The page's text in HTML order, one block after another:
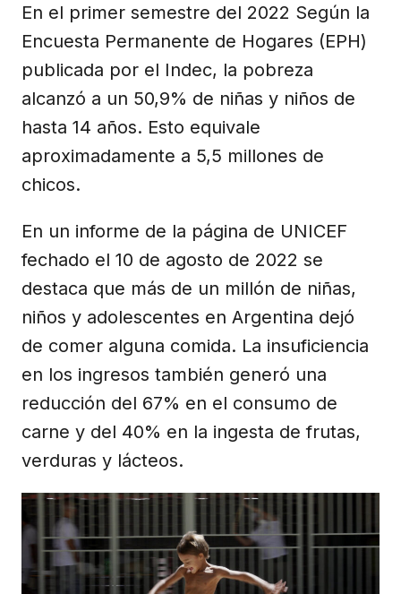
En el primer semestre del 2022 Según la
Encuesta Permanente de Hogares (EPH)
publicada por el Indec, la pobreza
alcanzó a un 50,9% de niñas y niños de
hasta 14 años. Esto equivale
aproximadamente a 5,5 millones de
chicos.
En un informe de la página de UNICEF
fechado el 10 de agosto de 2022 se
destaca que más de un millón de niñas,
niños y adolescentes en Argentina dejó
de comer alguna comida. La insuficiencia
en los ingresos también generó una
reducción del 67% en el consumo de
carne y del 40% en la ingesta de frutas,
verduras y lácteos.